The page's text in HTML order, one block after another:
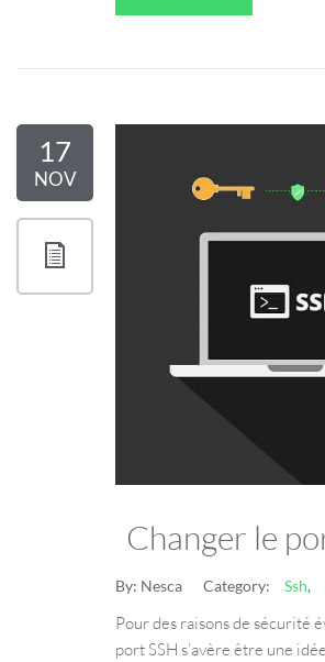
17
NOV
Changer le
By: Nesca Category: Ssh,
Pour des raisons de sécurité
port SSH s’avère être une